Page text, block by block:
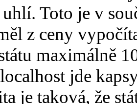
Toto je v
z ceny
maximálně
jde
je taková, že